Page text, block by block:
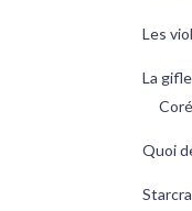
Les
La
Quoi